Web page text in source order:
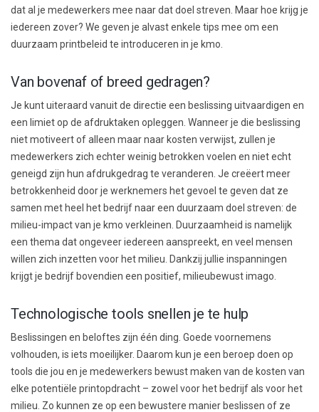
dat al je medewerkers mee naar dat doel streven. Maar hoe krijg je
iedereen zover? We geven je alvast enkele tips mee om een
duurzaam printbeleid te introduceren in je kmo.
Van bovenaf of breed gedragen?
Je kunt uiteraard vanuit de directie een beslissing uitvaardigen en
een limiet op de afdruktaken opleggen. Wanneer je die beslissing
niet motiveert of alleen maar naar kosten verwijst, zullen je
medewerkers zich echter weinig betrokken voelen en niet echt
geneigd zijn hun afdrukgedrag te veranderen. Je creëert meer
betrokkenheid door je werknemers het gevoel te geven dat ze
samen met heel het bedrijf naar een duurzaam doel streven: de
milieu-impact van je kmo verkleinen. Duurzaamheid is namelijk
een thema dat ongeveer iedereen aanspreekt, en veel mensen
willen zich inzetten voor het milieu. Dankzij jullie inspanningen
krijgt je bedrijf bovendien een positief, milieubewust imago.
Technologische tools snellen je te hulp
Beslissingen en beloftes zijn één ding. Goede voornemens
volhouden, is iets moeilijker. Daarom kun je een beroep doen op
tools die jou en je medewerkers bewust maken van de kosten van
elke potentiële printopdracht – zowel voor het bedrijf als voor het
milieu. Zo kunnen ze op een bewustere manier beslissen of ze